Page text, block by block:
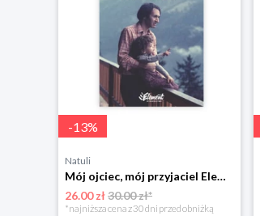
-13%
Natuli
Mój ojciec, mój przyjaciel Element
26.00 zł30.00 zł*
*najniższa cena z 30 dni przed obniżką